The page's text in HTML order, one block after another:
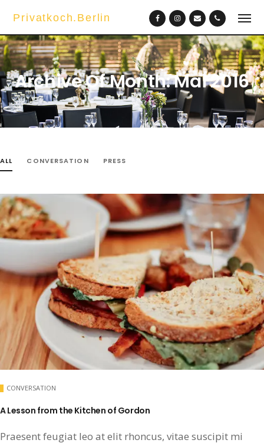
Privatkoch.Berlin
Archive Of Month: Mai 2016
ALL CONVERSATION PRESS
CONVERSATION
A Lesson from the Kitchen of Gordon
Praesent feugiat leo at elit rhoncus, vitae suscipit mi